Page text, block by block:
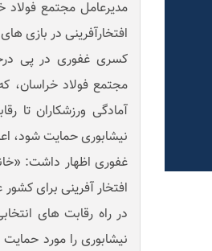
مدیرعامل مجتمع
افتخارآفرینی در بازی های المپیک 2021
کسری غفوری در پی
مجتمع فولاد خراسان،
آمادگی ورزشکاران تا
نیشابوری حمایت شود،
غفوری اظهار داشت:
افتخار آفرینی برای
نیشابوری را مورد